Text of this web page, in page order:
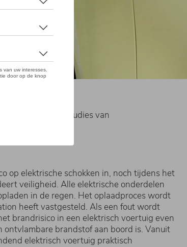
schokken. Uit studies van
op elektrische schokken in, noch tijdens het
veiligheid. Alle elektrische onderdelen
in de regen. Het oplaadproces wordt
heeft vastgesteld. Als een fout wordt
brandrisico in een elektrisch voertuig even
brandstof aan boord is. Vanuit
elektrisch voertuig praktisch